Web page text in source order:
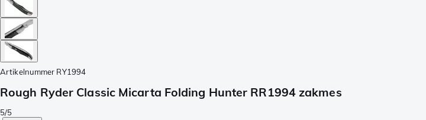
Artikelnummer RY1994
Rough Ryder Classic Micarta Folding Hunter RR1994 zakmes
5/5